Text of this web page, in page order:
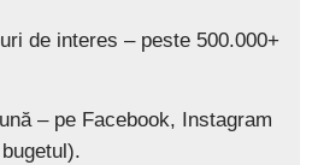
de interes – peste 500.000+
– pe Facebook, Instagram